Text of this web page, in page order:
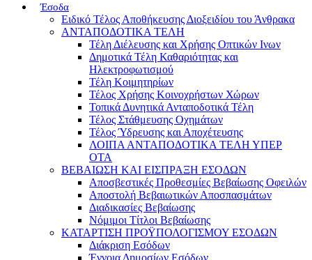
Έσοδα
Ειδικό Τέλος Αποθήκευσης Διοξειδίου του Άνθρακα
ΑΝΤΑΠΟΔΟΤΙΚΑ ΤΕΛΗ
Τέλη Διέλευσης και Χρήσης Οπτικών Ινων
Δημοτικά Τέλη Καθαριότητας και
Ηλεκτροφωτισμού
Τέλη Κοιμητηρίων
Τέλος Χρήσης Κοινοχρήστων Χώρων
Τοπικά Δυνητικά Ανταποδοτικά Τέλη
Τέλος Στάθμευσης Οχημάτων
Τέλος Ύδρευσης και Αποχέτευσης
ΛΟΙΠΑ ΑΝΤΑΠΟΔΟΤΙΚΑ ΤΕΛΗ ΥΠΕΡ
ΟΤΑ
ΒΕΒΑΙΩΣΗ ΚΑΙ ΕΙΣΠΡΑΞΗ ΕΣΟΔΩΝ
Αποσβεστικές Προθεσμίες Βεβαίωσης Οφειλών
Αποστολή Βεβαιωτικών Αποσπασμάτων
Διαδικασίες Βεβαίωσης
Νόμιμοι Τίτλοι Βεβαίωσης
ΚΑΤΑΡΤΙΣΗ ΠΡΟΫΠΟΛΟΓΙΣΜΟΥ ΕΣΟΔΩΝ
Διάκριση Εσόδων
Έννοια Δημοσίων Εσόδων